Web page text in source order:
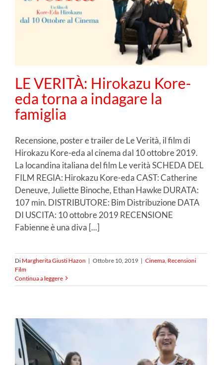
LE VERITÀ: Hirokazu Kore-
eda torna a indagare la
famiglia
Recensione, poster e trailer de Le Verità, il film di
Hirokazu Kore-eda al cinema dal 10 ottobre 2019.
La locandina italiana del film Le verità SCHEDA DEL
FILM REGIA: Hirokazu Kore-eda CAST: Catherine
Deneuve, Juliette Binoche, Ethan Hawke DURATA:
107 min. DISTRIBUTORE: Bim Distribuzione DATA
DI USCITA: 10 ottobre 2019 RECENSIONE
Fabienne è una diva [...]
Di Margherita Giusti Hazon | Ottobre 10, 2019 | Cinema Recensioni
Film
Continua a leggere